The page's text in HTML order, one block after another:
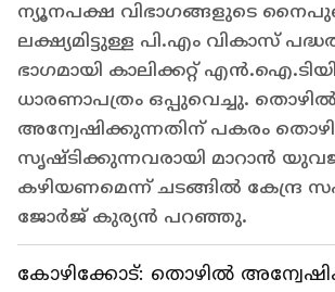
ന്യൂനപക്ഷ വിഭാഗങ്ങളുടെ
ലക്ഷ്യമിട്ടുള്ള പി.എം വികാസ്
ഭാഗമായി കാലിക്കറ്റ്
ധാരണാപത്രം ഒപ്പുവെച്ചു. തൊഴില്‍
അന്വേഷിക്കുന്നതിന് പകരം
സൃഷ്ടിക്കുന്നവരായി മാറാന്‍
കഴിയണമെന്ന് ചടങ്ങില്‍ കേന്ദ്ര
ജോര്‍ജ് കുര്യന്‍ പറഞ്ഞു.
കോഴിക്കോട്: തൊഴില്‍